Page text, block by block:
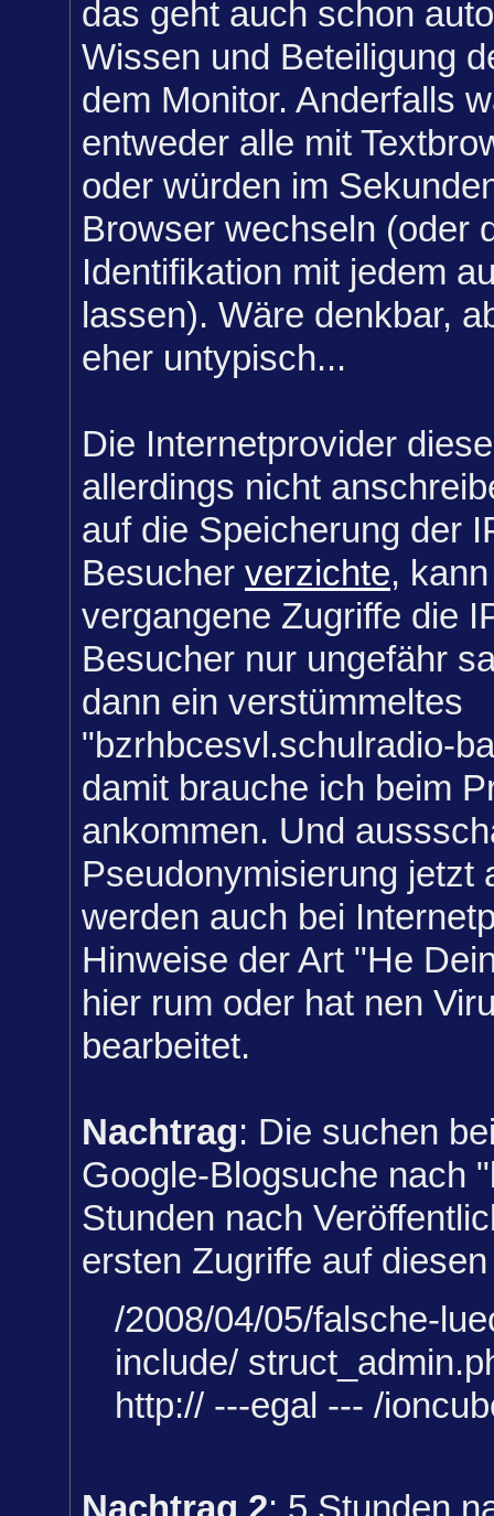
das geht auch schon
Wissen und Beteiligung
dem Monitor. Anderfalls
entweder alle mit
oder würden im
Browser wechseln (oder
Identifikation mit jedem
lassen). Wäre denkbar,
eher untypisch...
Die Internetprovider
allerdings nicht
auf die Speicherung der
Besucher verzichte,
vergangene Zugriffe die
Besucher nur ungefähr
dann ein verstümmeltes
"bzrhbcesvl.schulradio-
damit brauche ich beim
ankommen. Und
Pseudonymisierung jetzt
werden auch bei
Hinweise der Art "He
hier rum oder hat nen
bearbeitet.
Nachtrag: Die suchen
Google-Blogsuche nach
Stunden nach
ersten Zugriffe auf
/2008/04/05/falsche-
include/
http:// ---egal --- /
Nachtrag 2: 5 Stunden